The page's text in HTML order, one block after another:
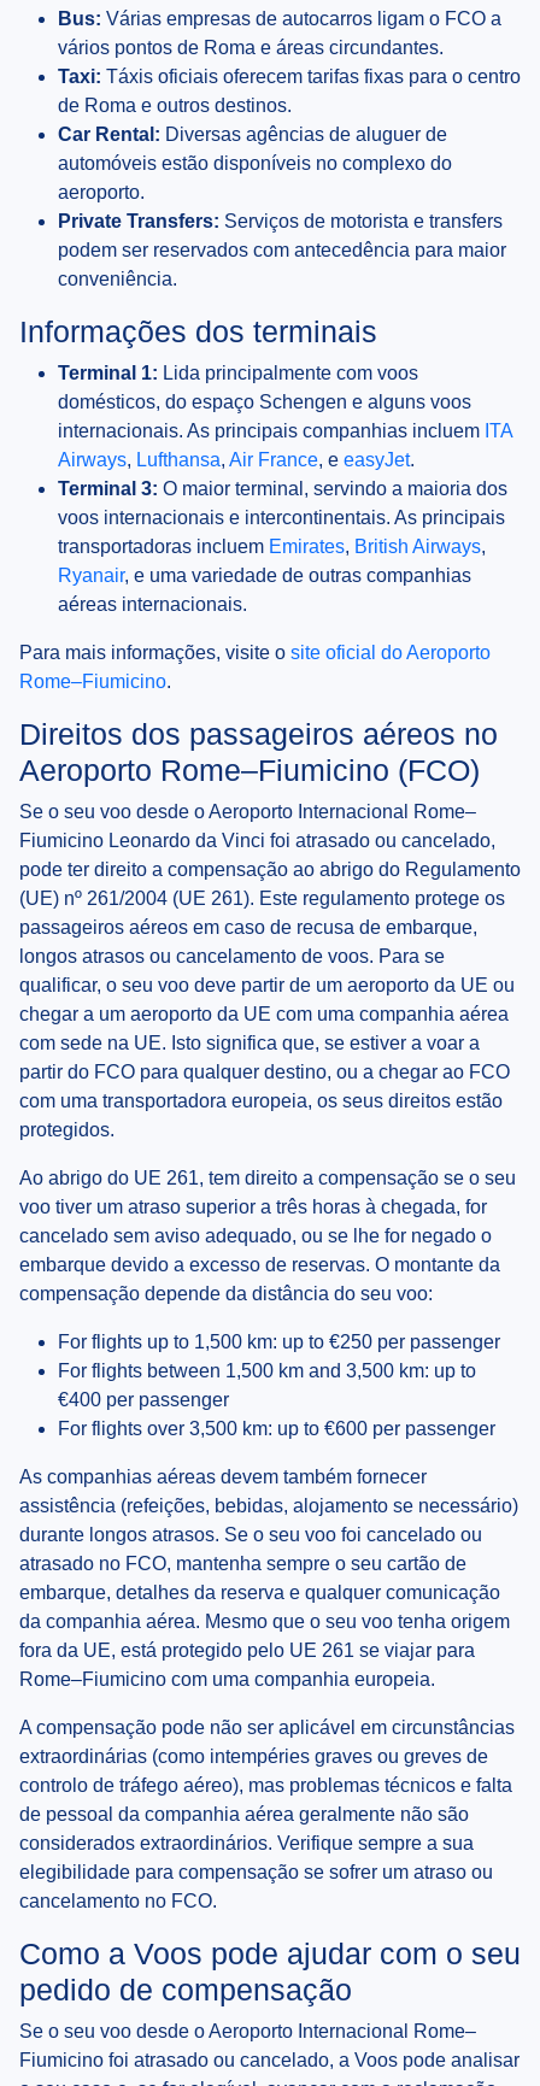
Bus: Várias empresas de autocarros ligam o FCO a
vários pontos de Roma e áreas circundantes.
Taxi: Táxis oficiais oferecem tarifas fixas para o centro
de Roma e outros destinos.
Car Rental: Diversas agências de aluguer de
automóveis estão disponíveis no complexo do
aeroporto.
Private Transfers: Serviços de motorista e transfers
podem ser reservados com antecedência para maior
conveniência.
Informações dos terminais
Terminal 1: Lida principalmente com voos
domésticos, do espaço Schengen e alguns voos
internacionais. As principais companhias incluem ITA
Airways, Lufthansa, Air France, e easyJet.
Terminal 3: O maior terminal, servindo a maioria dos
voos internacionais e intercontinentais. As principais
transportadoras incluem Emirates, British Airways,
Ryanair, e uma variedade de outras companhias
aéreas internacionais.
Para mais informações, visite o site oficial do Aeroporto
Rome–Fiumicino.
Direitos dos passageiros aéreos no
Aeroporto Rome–Fiumicino (FCO)
Se o seu voo desde o Aeroporto Internacional Rome–
Fiumicino Leonardo da Vinci foi atrasado ou cancelado,
pode ter direito a compensação ao abrigo do Regulamento
(UE) nº 261/2004 (UE 261). Este regulamento protege os
passageiros aéreos em caso de recusa de embarque,
longos atrasos ou cancelamento de voos. Para se
qualificar, o seu voo deve partir de um aeroporto da UE ou
chegar a um aeroporto da UE com uma companhia aérea
com sede na UE. Isto significa que, se estiver a voar a
partir do FCO para qualquer destino, ou a chegar ao FCO
com uma transportadora europeia, os seus direitos estão
protegidos.
Ao abrigo do UE 261, tem direito a compensação se o seu
voo tiver um atraso superior a três horas à chegada, for
cancelado sem aviso adequado, ou se lhe for negado o
embarque devido a excesso de reservas. O montante da
compensação depende da distância do seu voo:
For flights up to 1,500 km: up to €250 per passenger
For flights between 1,500 km and 3,500 km: up to
€400 per passenger
For flights over 3,500 km: up to €600 per passenger
As companhias aéreas devem também fornecer
assistência (refeições, bebidas, alojamento se necessário)
durante longos atrasos. Se o seu voo foi cancelado ou
atrasado no FCO, mantenha sempre o seu cartão de
embarque, detalhes da reserva e qualquer comunicação
da companhia aérea. Mesmo que o seu voo tenha origem
fora da UE, está protegido pelo UE 261 se viajar para
Rome–Fiumicino com uma companhia europeia.
A compensação pode não ser aplicável em circunstâncias
extraordinárias (como intempéries graves ou greves de
controlo de tráfego aéreo), mas problemas técnicos e falta
de pessoal da companhia aérea geralmente não são
considerados extraordinários. Verifique sempre a sua
elegibilidade para compensação se sofrer um atraso ou
cancelamento no FCO.
Como a Voos pode ajudar com o seu
pedido de compensação
Se o seu voo desde o Aeroporto Internacional Rome–
Fiumicino foi atrasado ou cancelado, a Voos pode analisar